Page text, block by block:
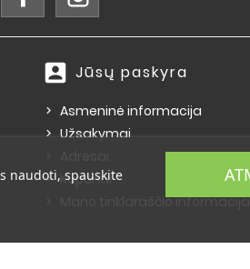
account_box Jūsų paskyra
Asmeninė informacija
Užsakymai
Kuponai
Mano tinklaraščio informacija
naudoti, spauskite